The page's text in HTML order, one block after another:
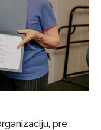
pre